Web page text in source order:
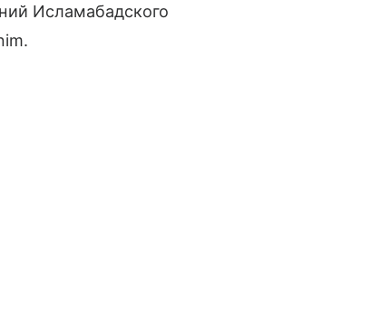
Исламабадского